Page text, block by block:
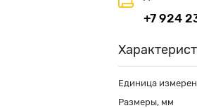
+7 924
Единица
Размеры, мм